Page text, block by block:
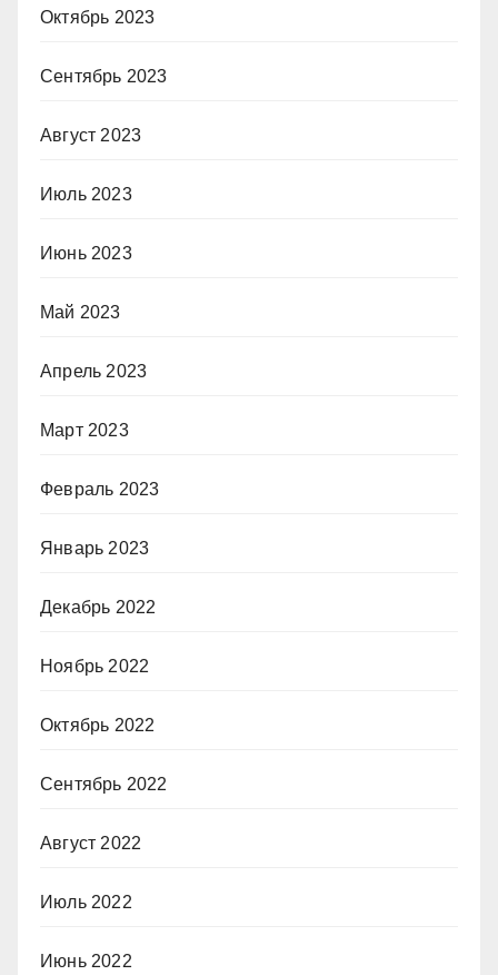
Октябрь 2023
Сентябрь 2023
Август 2023
Июль 2023
Июнь 2023
Май 2023
Апрель 2023
Март 2023
Февраль 2023
Январь 2023
Декабрь 2022
Ноябрь 2022
Октябрь 2022
Сентябрь 2022
Август 2022
Июль 2022
Июнь 2022